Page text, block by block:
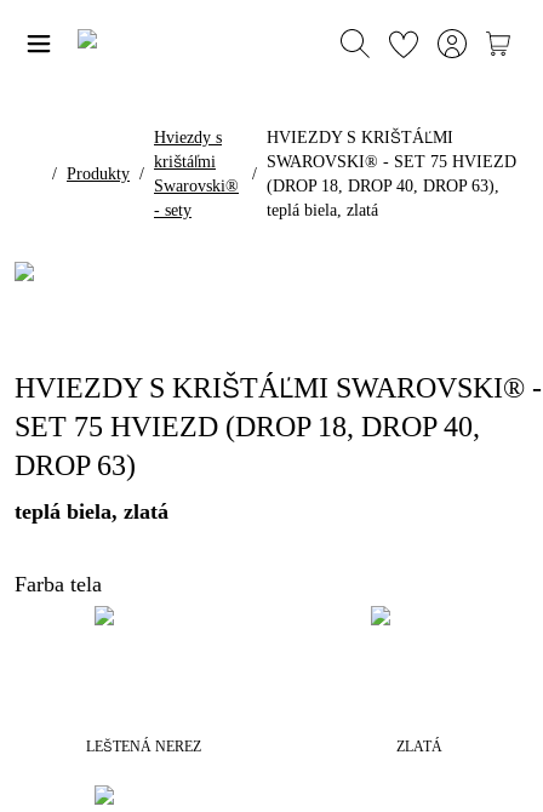
/ Produkty /
Hviezdy s
krištáľmi
Swarovski®
- sety
/
HVIEZDY S KRIŠTÁĽMI
SWAROVSKI® - SET 75 HVIEZD
(DROP 18, DROP 40, DROP 63),
teplá biela, zlatá
HVIEZDY S KRIŠTÁĽMI SWAROVSKI® -
SET 75 HVIEZD (DROP 18, DROP 40,
DROP 63)
teplá biela, zlatá
Farba tela
LEŠTENÁ NEREZ ZLATÁ